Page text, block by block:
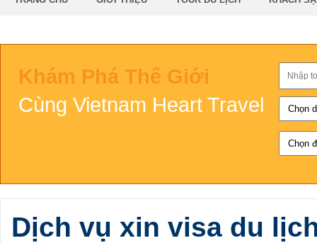
Khám Phá Thế Giới
Cùng Vietnam Heart Travel
Dịch vụ xin visa du